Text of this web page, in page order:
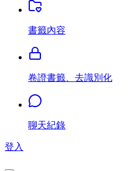
書籤內容
卷證書籤、去識別化
聊天紀錄
登入